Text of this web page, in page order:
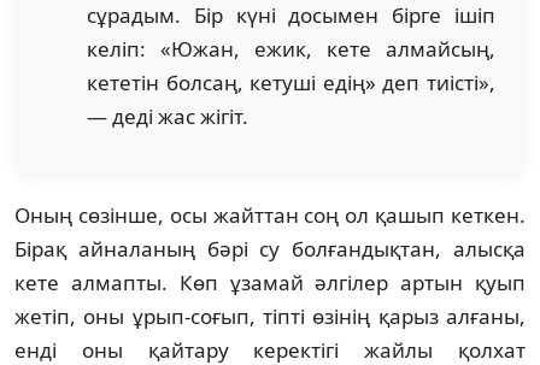
сұрадым. Бір күні досымен бірге ішіп
келіп: «Южан, ежик, кете алмайсың,
кететін болсаң, кетуші едің» деп тиісті»,
— деді жас жігіт.
Оның сөзінше, осы жайттан соң ол қашып кеткен.
Бірақ айналаның бәрі су болғандықтан, алысқа
кете алмапты. Көп ұзамай әлгілер артын қуып
жетіп, оны ұрып-соғып, тіпті өзінің қарыз алғаны,
енді оны қайтару керектігі жайлы қолхат